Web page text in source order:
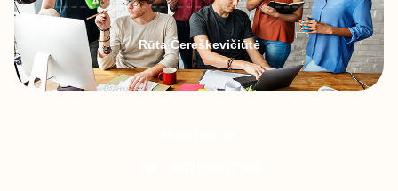
Rūta Čereškevičiūtė